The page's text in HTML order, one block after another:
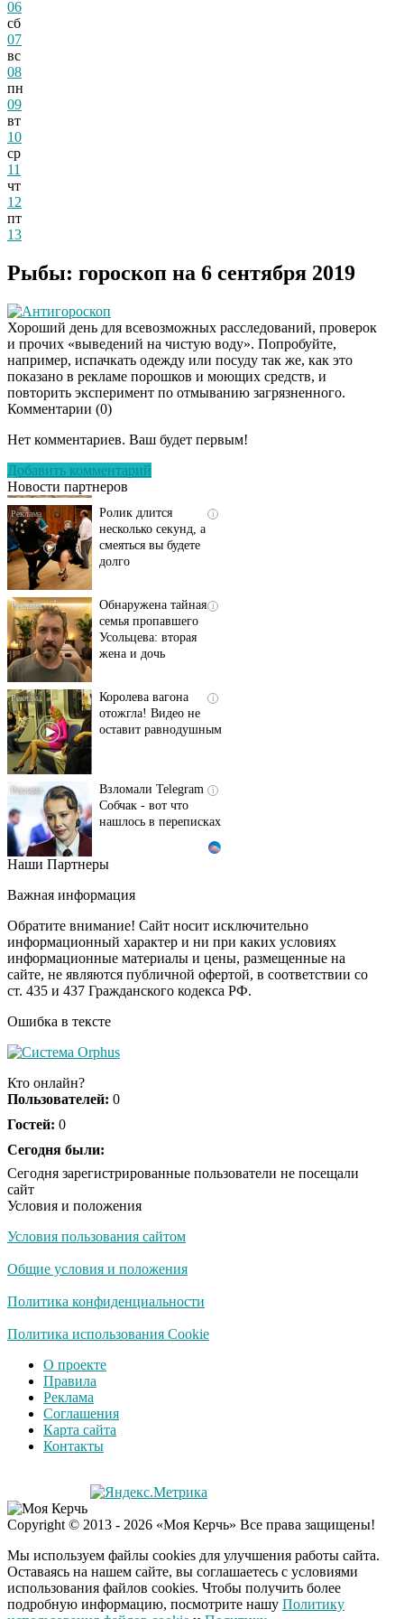
06
сб
07
вс
08
пн
09
вт
10
ср
11
чт
12
пт
13
Рыбы: гороскоп на 6 сентября 2019
Антигороскоп
Хороший день для всевозможных расследований, проверок
и прочих «выведений на чистую воду». Попробуйте,
например, испачкать одежду или посуду так же, как это
показано в рекламе порошков и моющих средств, и
повторить эксперимент по отмыванию загрязненного.
Комментарии (0)
Нет комментариев. Ваш будет первым!
Добавить комментарий
Новости партнеров
Скрытая камера на
люди вытворяют, когда
несколько секунд, а
смеяться вы будете
долго
семья пропавшего
Усольцева: вторая
жена и дочь
отожгла! Видео не
оставит равнодушным
Собчак - вот что
нашлось в переписках
Ролик длится пару
шоке от увиденного
i
Этот танец невесты
оставит вас без слов!
Пересмотрела 10 раз
Ржу не переставая, это
Ролик из Омска: вы
Публичный удар
это настоящий вызов
"Потеряли стыд в
Поплавская вмазала
Наши Партнеры
Важная информация
Обратите внимание! Сайт носит исключительно
информационный характер и ни при каких условиях
информационные материалы и цены, размещенные на
сайте, не являются публичной офертой, в соответствии со
ст. 435 и 437 Гражданского кодекса РФ.
Ошибка в тексте
Кто онлайн?
Пользователей: 0
Гостей: 0
Сегодня были:
Сегодня зарегистрированные пользователи не посещали
сайт
Условия и положения
Условия пользования сайтом
Общие условия и положения
Политика конфиденциальности
Политика использования Cookie
О проекте
Правила
Реклама
Соглашения
Карта сайта
Контакты
Copyright © 2013 - 2026 «Моя Керчь» Все права защищены!
Мы используем файлы cookies для улучшения работы сайта.
Оставаясь на нашем сайте, вы соглашаетесь с условиями
использования файлов cookies. Чтобы получить более
подробную информацию, посмотрите нашу Политику